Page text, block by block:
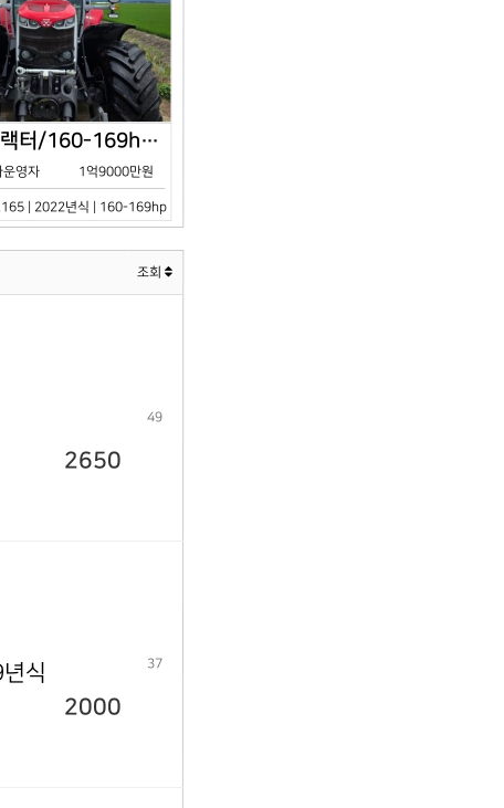
아세아/트랙터/160-169hp/MF7S.165/2023년식
운영자 1억9000만원
| 2022년식 | 160-169hp
조회
2650
49
식
2000
37